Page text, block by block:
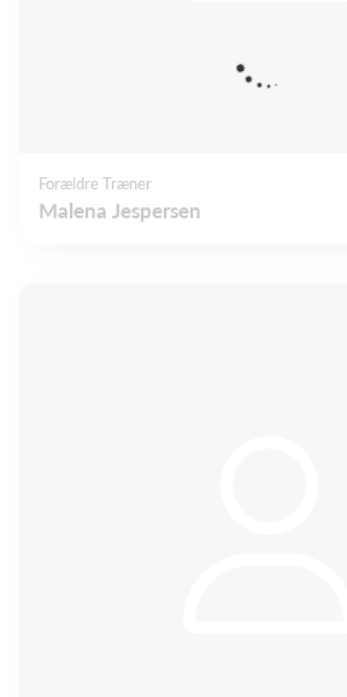
Forældre Træner
Malena Jespersen